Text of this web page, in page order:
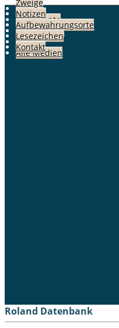
Fotos
Dokumente
Geschichten
Alben
Alle Medien
Zweige
Notizen
Aufbewahrungsorte
Lesezeichen
Kontakt
Roland Datenbank